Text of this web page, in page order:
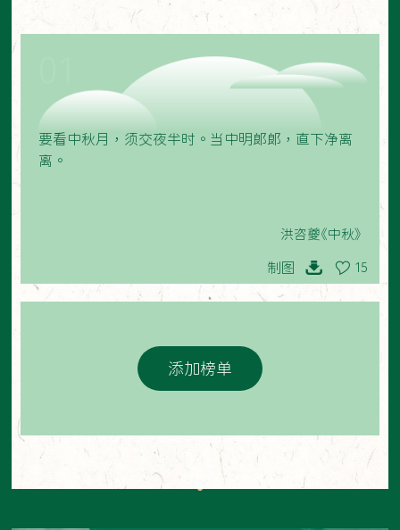
要看中秋月，须交夜半时。当中明郎郎，直下净离
离。
洪咨夔《中秋》
制图 15
添加榜单